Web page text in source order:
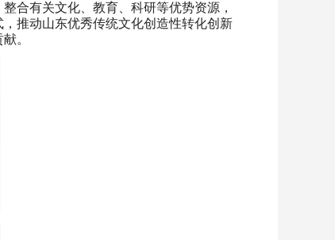
合有关文化、教育、科研等优势资源，
推动山东优秀传统文化创造性转化创新
。